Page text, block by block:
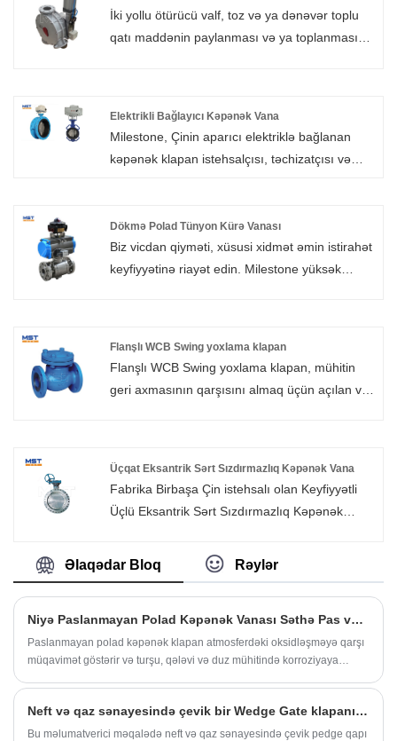
kimyası, metallurgiya və Yaxın Şərqdə,
müxtəlif sənaye sahələrində geniş istifadə
olunan bir növ qapı valfıdır.
İki yollu ötürücü valf, toz və ya dənəvər toplu
qatı maddənin paylanması və ya toplanması
Elektrikli Bağlayıcı Kəpənək Vana
Milestone, Çinin aparıcı elektriklə bağlanan
kəpənək klapan istehsalçısı, təchizatçısı və
Kəpənək Vanamız bir çox müştəri tərəfindən
razı qalsın. Ekstremal dizayn, keyfiyyətli
xammal, yüksək performans və
Dökmə Polad Tünyon Kürə Vanası
Biz vicdan qiyməti, xüsusi xidmət əmin istirahət
keyfiyyətinə riayət edin. Milestone yüksək
Flanşlı WCB Swing yoxlama klapan
Flanşlı WCB Swing yoxlama klapan, mühitin
geri axmasının qarşısını almaq üçün açılan və
klapanlar kateqoriyasına aiddir. Əsasən,
mühitin bir istiqamətdə axdığı boru
kəmərlərində istifadə olunur və boru kəmərində
bir istiqamətdə axmasına imkan verir.
Üçqat Eksantrik Sərt Sızdırmazlıq Kəpənək Vana
Fabrika Birbaşa Çin istehsalı olan Keyfiyyətli
Üçlü Eksantrik Sərt Sızdırmazlıq Kəpənək
Sızdırmazlıq Kəpənək Vana istehsalçısı və
Əlaqədar Bloq Rəylər
Niyə Paslanmayan Polad Kəpənək Vanası Səthə Pas verir?
Paslanmayan polad kəpənək klapan atmosferdəki oksidləşməyə qarşı
müqavimət göstərir və turşu, qələvi və duz mühitində korroziyaya
xüsusiyyətlər paslanmayan polad materialın üstünlüklərini tamamilə
əks etdirə bilər, lakin bəzi xüsusi ətraf mühitdə paslanma ehtimalı hələ
Neft və qaz sənayesində çevik bir Wedge Gate klapanından istifadəin üstünlükləri nələrdir?
Bu məlumatverici məqalədə neft və qaz sənayesində çevik pedge qapı